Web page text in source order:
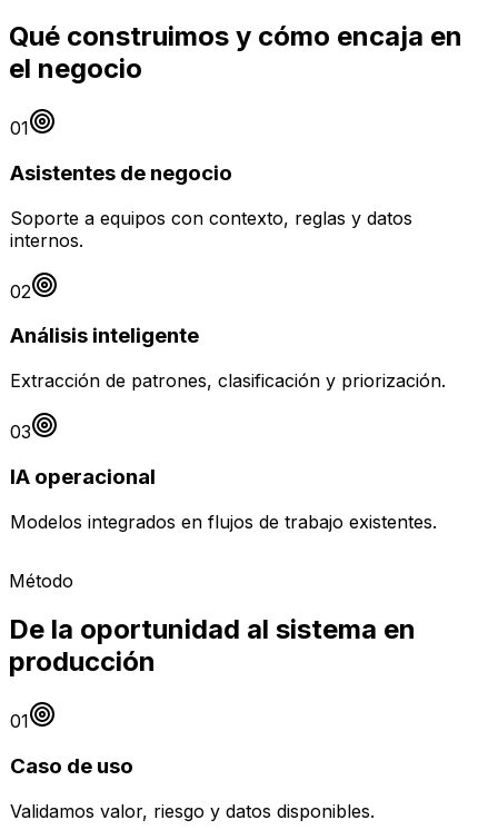
Qué construimos y cómo encaja en
el negocio
01
Asistentes de negocio
Soporte a equipos con contexto, reglas y datos
internos.
02
Análisis inteligente
Extracción de patrones, clasificación y priorización.
03
IA operacional
Modelos integrados en flujos de trabajo existentes.
Método
De la oportunidad al sistema en
producción
01
Caso de uso
Validamos valor, riesgo y datos disponibles.